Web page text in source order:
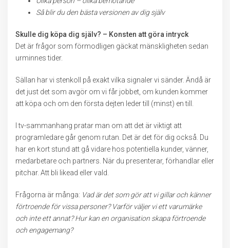
Så blir du den bästa versionen av dig själv
Skulle dig köpa dig själv? – Konsten att göra intryck
Det är frågor som förmodligen gäckat mänskligheten sedan
urminnes tider.
Sällan har vi stenkoll på exakt vilka signaler vi sänder. Ändå är
det just det som avgör om vi får jobbet, om kunden kommer
att köpa och om den första dejten leder till (minst) en till.
I tv-sammanhang pratar man om att det är viktigt att
programledare går genom rutan. Det är det för dig också. Du
har en kort stund att gå vidare hos potentiella kunder, vänner,
medarbetare och partners. När du presenterar, förhandlar eller
pitchar. Att bli likead eller vald.
Frågorna är många: Vad är det som gör att vi gillar och känner
förtroende för vissa personer? Varför väljer vi ett varumärke
och inte ett annat? Hur kan en organisation skapa förtroende
och engagemang?